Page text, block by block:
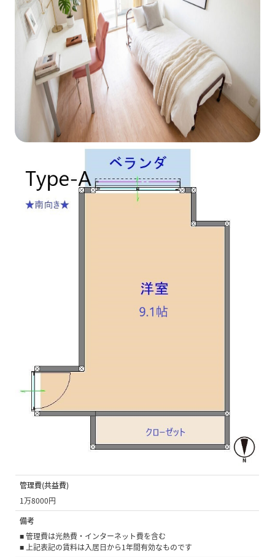
管理費(共益費)
1万8000円
備考
■ 管理費は光熱費・インターネット費を含む
■ 上記表記の賃料は入居日から1年間有効なものです